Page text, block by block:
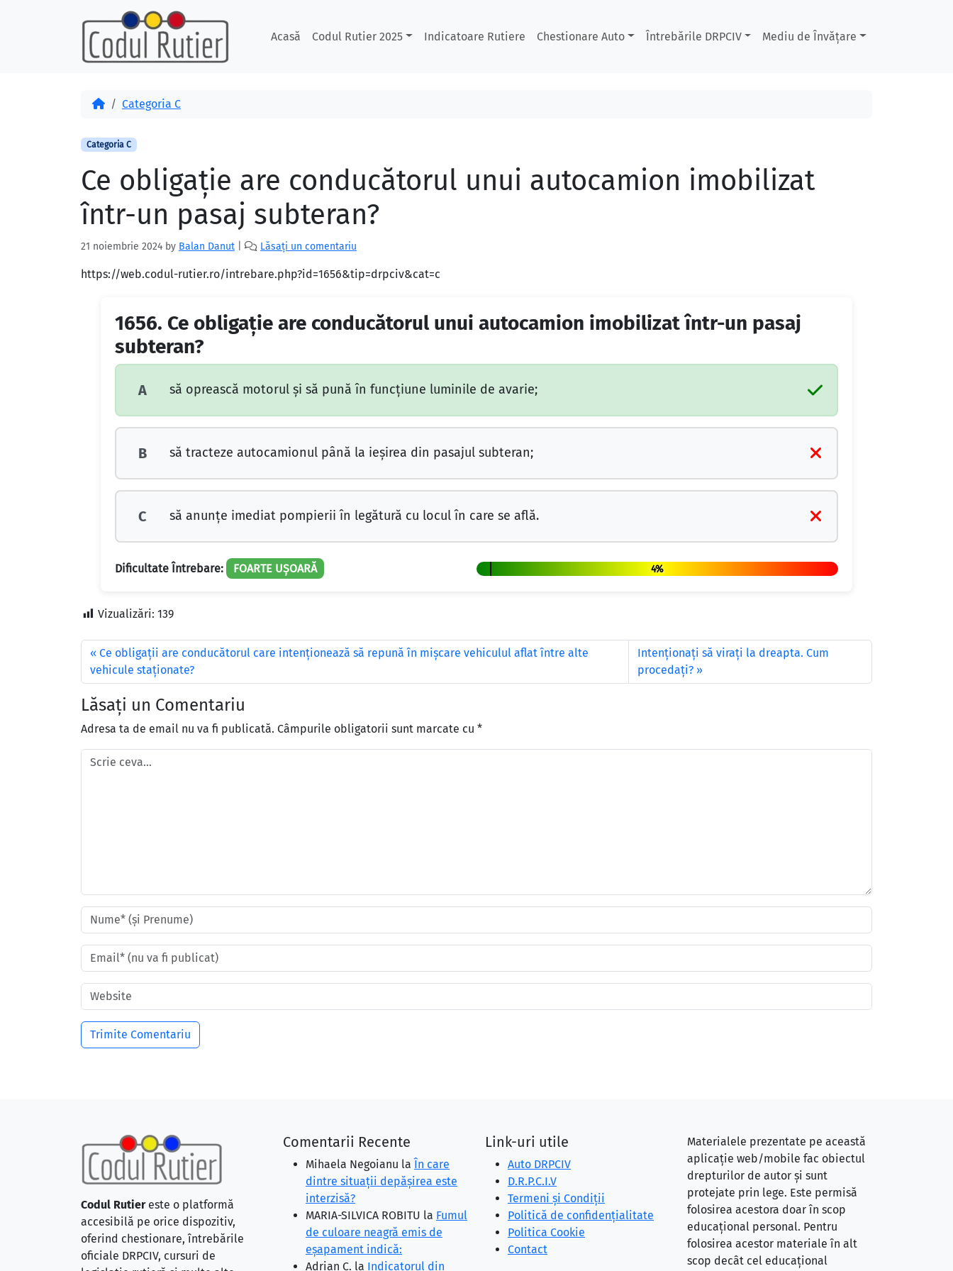
Acasă Codul Rutier 2025 Indicatoare Rutiere Chestionare Auto Întrebările DRPCIV Mediu de Învățare
AcasăCategoria C
Categoria C
Ce obligaţie are conducătorul unui autocamion imobilizat
într-un pasaj subteran?
21 noiembrie 2024 by Balan Danut Lăsați un comentariu
https://web.codul-rutier.ro/intrebare.php?id=1656&tip=drpciv&cat=c
1656. Ce obligaţie are conducătorul unui autocamion imobilizat într-un pasaj
subteran?
A să oprească motorul şi să pună în funcţiune luminile de avarie;
B să tracteze autocamionul până la ieşirea din pasajul subteran;
C să anunţe imediat pompierii în legătură cu locul în care se află.
Dificultate Întrebare: FOARTE UȘOARĂ 4%
Vizualizări: 139
Ce obligații are conducătorul care intenționează să repună în mișcare vehiculul aflat între alte
vehicule staționate?
Intenţionaţi să viraţi la dreapta. Cum
procedaţi?
Lăsați un Comentariu
Adresa ta de email nu va fi publicată. Câmpurile obligatorii sunt marcate cu *
Codul Rutiereste o platformă
accesibilă pe orice dispozitiv,
oferind chestionare, întrebările
oficiale DRPCIV, cursuri de
Comentarii Recente
Mihaela Negoianu la În care
dintre situaţii depăşirea este
interzisă?
MARIA-SILVICA ROBITU la Fumul
de culoare neagră emis de
eşapament indică:
Adrian C. la Indicatorul din
Link-uri utile
Auto DRPCIV
D.R.P.C.I.V
Termeni și Condiții
Politică de confidențialitate
Politica Cookie
Contact
Materialele prezentate pe această
aplicație web/mobile fac obiectul
drepturilor de autor și sunt
protejate prin lege. Este permisă
folosirea acestora doar în scop
educațional personal. Pentru
folosirea acestor materiale în alt
scop decât cel educațional